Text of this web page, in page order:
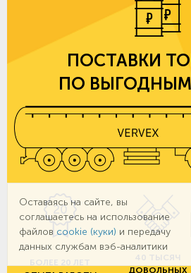
ПОСТАВКИ
ПО
БОЛЕЕ 20 ЛЕТ
40 ТЫСЯЧ
ДОВОЛЬНЫХ
Оставаясь на сайте, вы
соглашаетесь на использование
файлов cookie (куки) и передачу
данных службам вэб-аналитики